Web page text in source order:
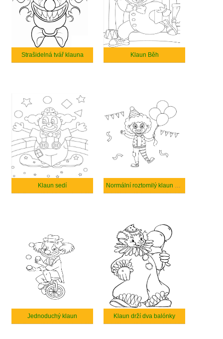
Strašidelná tvář klauna Klaun Běh
Klaun sedí Normální roztomilý klaun pro děti
Jednoduchý klaun Klaun drží dva balónky